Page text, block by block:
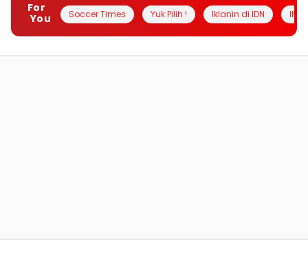
For
You
Soccer Times Yuk Pilih ! Iklanin di IDN